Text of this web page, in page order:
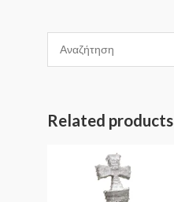
Related products